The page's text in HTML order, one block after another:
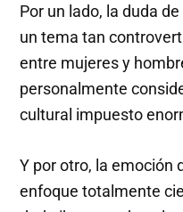
Por un lado, la duda
un tema tan
entre mujeres y
personalmente
cultural impuesto
Y por otro, la emoción
enfoque totalmente